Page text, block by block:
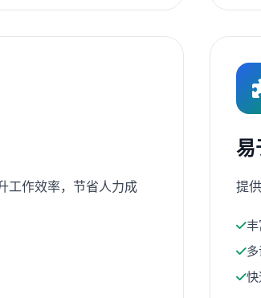
工作效率，节省人力成
易
提
丰